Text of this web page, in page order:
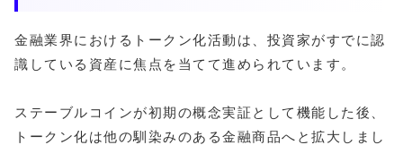
金融業界におけるトークン化活動は、投資家がすでに認
識している資産に焦点を当てて進められています。
ステーブルコインが初期の概念実証として機能した後、
トークン化は他の馴染みのある金融商品へと拡大しまし